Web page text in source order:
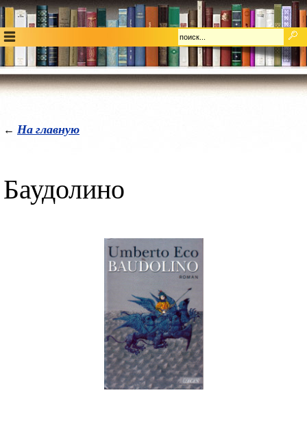
← На главную
Баудолино